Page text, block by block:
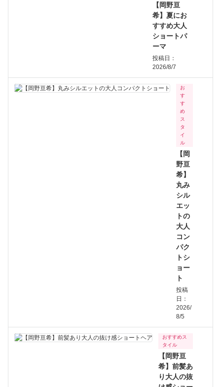
【岡野亘
希】夏にお
すすめ大人
ショートパ
ーマ
投稿日：
2026/8/7
お
す
す
め
ス
タ
イ
ル
【岡
野亘
希】
丸み
シル
エッ
トの
大人
コン
パク
トシ
ョー
ト
投稿
日：
2026/
8/5
おすすめス
タイル
【岡野亘
希】前髪あ
り大人の抜